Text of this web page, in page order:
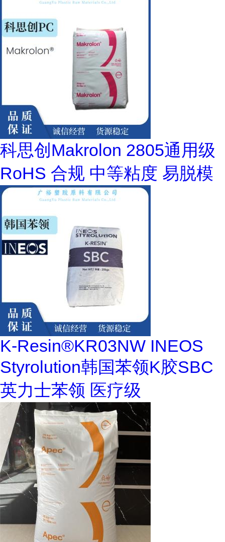
科思创Makrolon 2805通用级
RoHS 合规 中等粘度 易脱模
K-Resin®KR03NW INEOS
Styrolution韩国苯领K胶SBC
英力士苯领 医疗级